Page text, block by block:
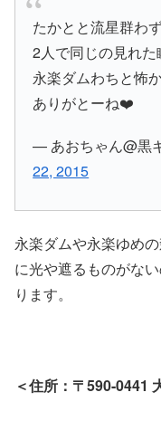
たかとと流星群わ
2人で同じの見れた
永楽ダムわちと怖
ありがとーね❤️
— あおちゃん@黒
22, 2015
永楽ダムや永楽ゆめ
に光や遮るものがな
ります。
＜住所：〒590-0441